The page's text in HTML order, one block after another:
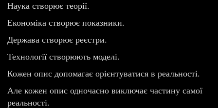
Наука створює теорії.
Економіка створює показники.
Держава створює реєстри.
Технології створюють моделі.
Кожен опис допомагає орієнтуватися в реальності.
Але кожен опис одночасно виключає частину самої
реальності.